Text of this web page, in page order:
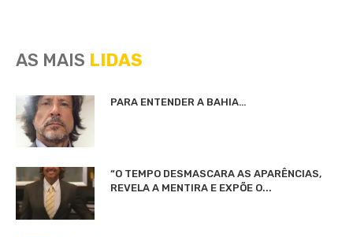
AS MAIS LIDAS
PARA ENTENDER A BAHIA…
“O TEMPO DESMASCARA AS APARÊNCIAS,
REVELA A MENTIRA E EXPÕE O...